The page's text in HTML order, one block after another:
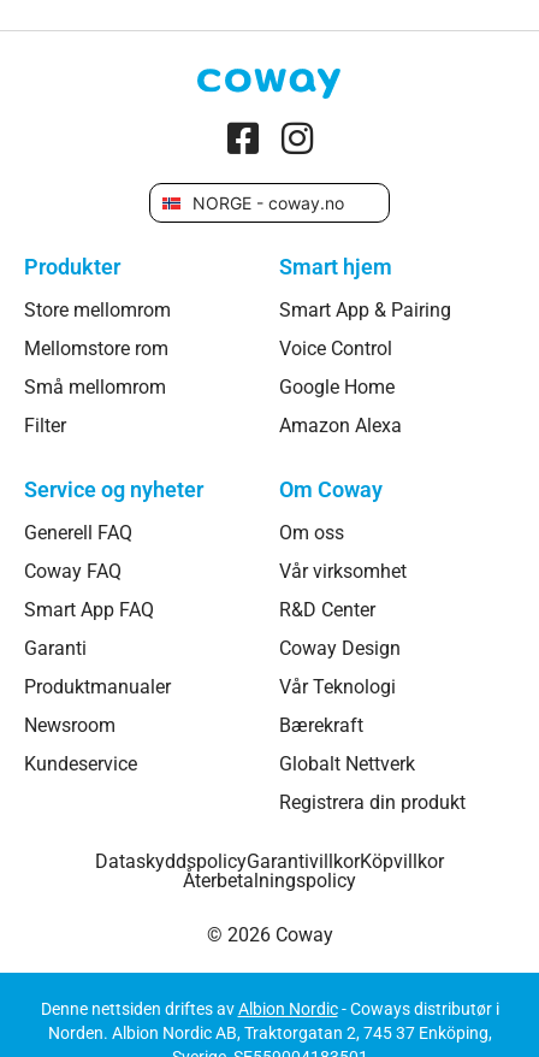
NORGE - coway.no
Produkter
Store mellomrom
Mellomstore rom
Små mellomrom
Filter
Smart hjem
Smart App & Pairing
Voice Control
Google Home
Amazon Alexa
Service og nyheter
Generell FAQ
Coway FAQ
Smart App FAQ
Garanti
Produktmanualer
Newsroom
Kundeservice
Om Coway
Om oss
Vår virksomhet
R&D Center
Coway Design
Vår Teknologi
Bærekraft
Globalt Nettverk
Registrera din produkt
© 2026 Coway
DataskyddspolicyGarantivillkorKöpvillkor
Återbetalningspolicy
Denne nettsiden driftes avAlbion Nordic- Coways distributør i
Norden. Albion Nordic AB, Traktorgatan 2, 745 37 Enköping,